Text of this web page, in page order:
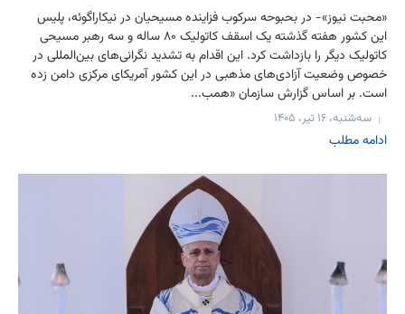
«محبت نیوز»- در بحبوحه سرکوب فزاینده مسیحیان در نیکاراگوئه، پلیس
این کشور هفته گذشته یک اسقف کاتولیک ۸۰ ساله و سه رهبر مسیحی
کاتولیک دیگر را بازداشت کرد. این اقدام به تشدید نگرانی‌های بین‌المللی در
خصوص وضعیت آزادی‌های مذهبی در این کشور آمریکای مرکزی دامن زده
است. بر اساس گزارش سازمان «همب...
سه‌شنبه، ۱۶ تیر، ۱۴۰۵
ادامه مطلب